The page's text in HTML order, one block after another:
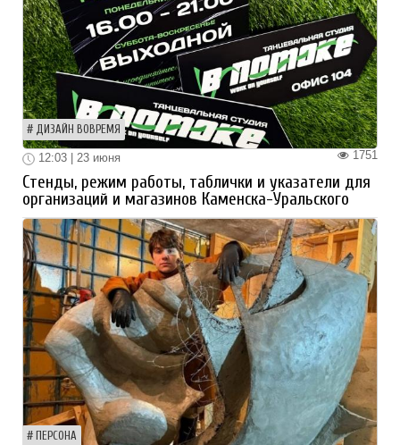
ДИЗАЙН ВОВРЕМЯ
1751
12:03 | 23 июня
Стенды, режим работы, таблички и указатели для
организаций и магазинов Каменска-Уральского
ПЕРСОНА